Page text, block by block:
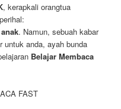
, kerapkali orangtua
. Namun, sebuah kabar
untuk anda, ayah bunda
Belajar Membaca
FAST